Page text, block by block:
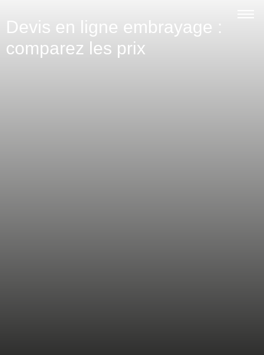
Devis en ligne embrayage :
comparez les prix